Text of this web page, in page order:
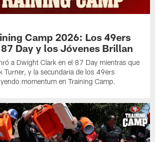
Camp 2026: Los 49ers
Day y los Jóvenes Brillan
a Dwight Clark en el 87 Day mientras que
Turner, y la secundaria de los 49ers
momentum en Training Camp.